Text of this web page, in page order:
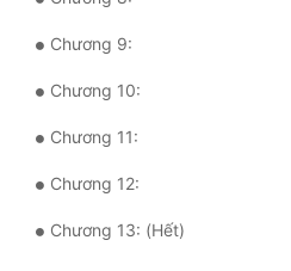
Quân Sự
Sảng Văn
Sủng
Thanh Xuân
Chương 9:
Chương 10:
Chương 11:
Chương 12:
Chương 13: (Hết)